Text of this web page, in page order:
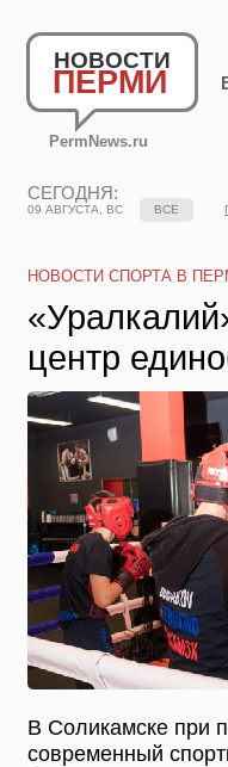
НОВОСТИ
ПЕРМИ
PermNews.ru
СЕГОДНЯ:
09 АВГУСТА, ВС ВСЕ
НОВОСТИ СПОРТА В
центр
В Соликамске при
современный